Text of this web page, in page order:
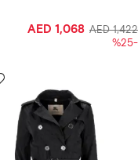
AED 1,422
AED 1,068
-%25